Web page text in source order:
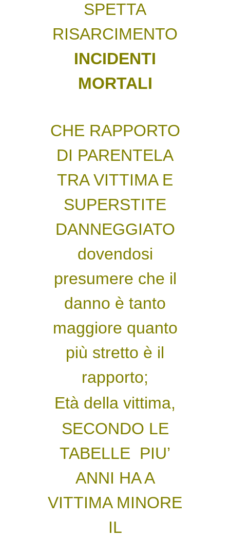
SPETTA
RISARCIMENTO
INCIDENTI
MORTALI
CHE RAPPORTO
DI PARENTELA
TRA VITTIMA E
SUPERSTITE
DANNEGGIATO
dovendosi
presumere che il
danno è tanto
maggiore quanto
più stretto è il
rapporto;
Età della vittima,
SECONDO LE
TABELLE PIU’
ANNI HA A
VITTIMA MINORE
IL